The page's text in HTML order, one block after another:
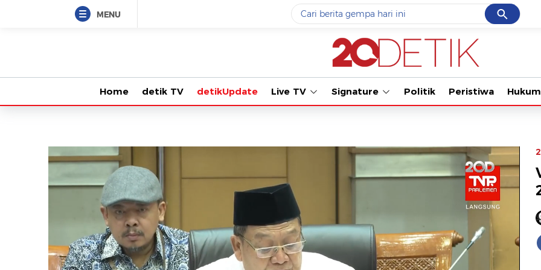
MENU Cancel
Yang sedang ramai dicari
data live draw sgp
#3kebakaran
#5gempa hari ini
Terakhir yang dicari
Loading...
Tonton kabar
Home detik TV detikUpdate Live TV Signature Politik Peristiwa Hukum